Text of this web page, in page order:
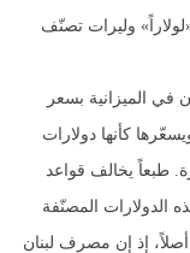
وليرات تصنّف
في الميزانية بسعر
ويسعّرها كأنها دولارات
تصرف بقيمة 15 ألف ليرة. طبعاً يخالف قواعد
الدولارات المصنّفة
إذ إن مصرف لبنان